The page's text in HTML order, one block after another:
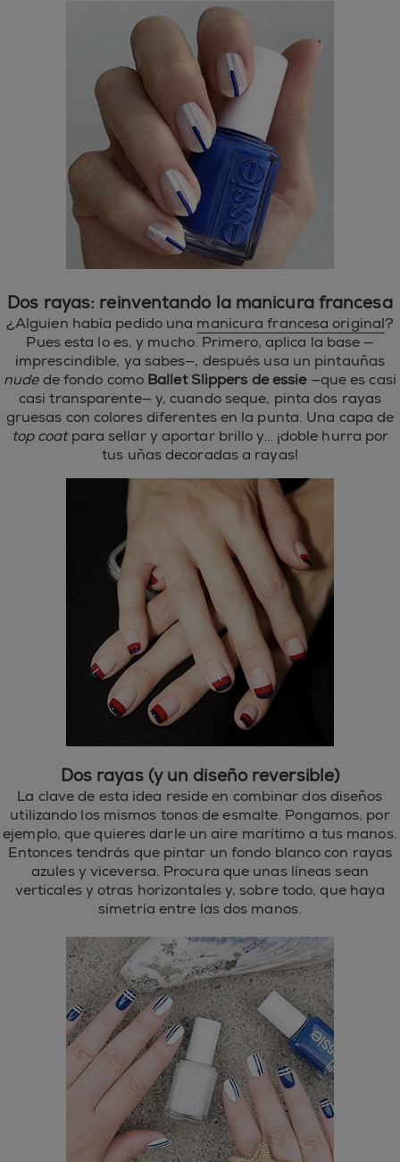
Dos rayas: reinventando la manicura francesa
¿Alguien había pedido una manicura francesa original?
Pues esta lo es, y mucho. Primero, aplica la base —
imprescindible, ya sabes—, después usa un pintauñas
nudede fondo como Ballet Slippers de essie—que es casi
casi transparente— y, cuando seque, pinta dos rayas
gruesas con colores diferentes en la punta. Una capa de
top coatpara sellar y aportar brillo y… ¡doble hurra por
tus uñas decoradas a rayas!
Dos rayas (y un diseño reversible)
La clave de esta idea reside en combinar dos diseños
utilizando los mismos tonos de esmalte. Pongamos, por
ejemplo, que quieres darle un aire marítimo a tus manos.
Entonces tendrás que pintar un fondo blanco con rayas
azules y viceversa. Procura que unas líneas sean
verticales y otras horizontales y, sobre todo, que haya
simetría entre las dos manos.